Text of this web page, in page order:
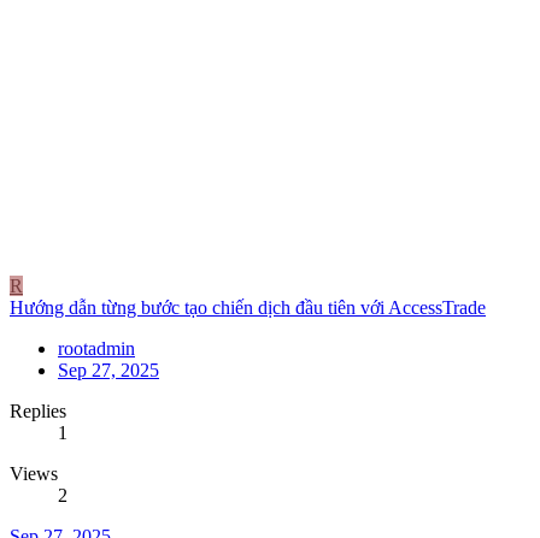
R
Hướng dẫn từng bước tạo chiến dịch đầu tiên với AccessTrade
rootadmin
Sep 27, 2025
Replies
1
Views
2